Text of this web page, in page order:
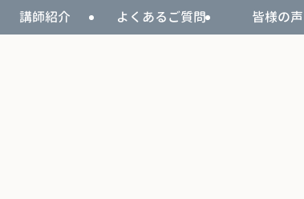
講師紹介 よくあるご質問 皆様の声